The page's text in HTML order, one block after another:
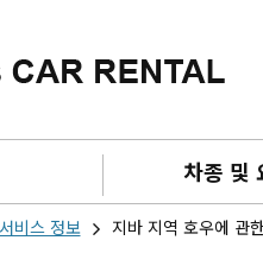
차종 및
비스 정보 지바 지역 호우에 관